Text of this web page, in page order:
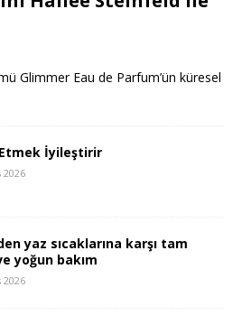
Glimmer Eau de Parfum’ün küresel
İyileştirir
2026
yaz sıcaklarına karşı tam
yoğun bakım
2026